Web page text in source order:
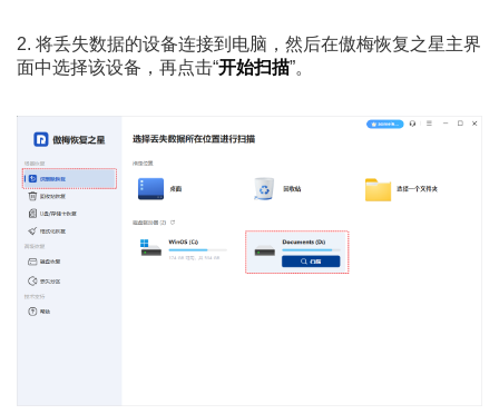
2. 将丢失数据的设备连接到电脑，然后在傲梅恢复之星主界
面中选择该设备，再点击“开始扫描”。